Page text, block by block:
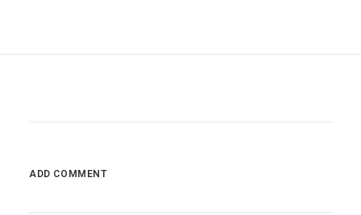
ADD COMMENT